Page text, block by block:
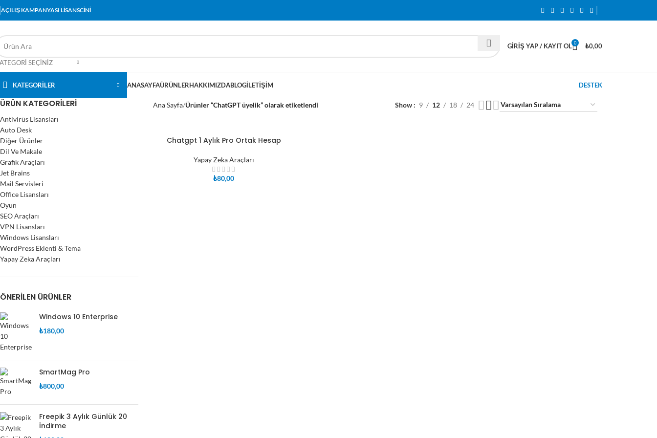
AÇILIŞ KAMPANYASI LİSANSCİNİ
SEÇINIZ
GIRIŞ YAP / KAYIT OL 0 ₺0,00
KATEGORİLER ANASAYFAÜRÜNLERHAKKIMIZDABLOGİLETIŞIM DESTEK
ÜRÜN KATEGORILERI
Antivirüs Lisansları
Auto Desk
Diğer Ürünler
Dil Ve Makale
Grafik Araçları
Jet Brains
Mail Servisleri
Office Lisansları
Oyun
SEO Araçları
VPN Lisansları
Windows Lisansları
WordPress Eklenti & Tema
Yapay Zeka Araçları
ÖNERILEN ÜRÜNLER
Windows 10 Enterprise
₺180,00
SmartMag Pro
₺800,00
Freepik 3 Aylık Günlük 20
İndirme
Ana Sayfa Ürünler “ChatGPT üyelik” olarak etiketlendi Show 9 12 18 24
SEPETE EKLE
Chatgpt 1 Aylık Pro Ortak Hesap
Yapay Zeka Araçları
₺80,00